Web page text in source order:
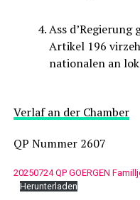
Ass
Artikel 196
nationalen an
Verlaf an der Chamber
QP Nummer 2607
20250724 QP GOERGEN
Herunterladen